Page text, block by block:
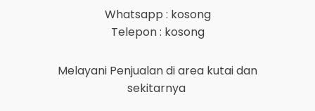
Whatsapp : kosong
Telepon : kosong
Melayani Penjualan di area kutaidan
sekitarnya